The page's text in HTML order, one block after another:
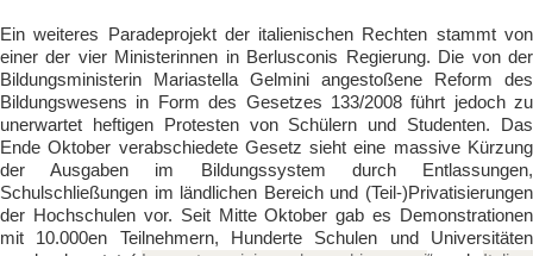
Ein weiteres Paradeprojekt der italienischen Rechten stammt von
einer der vier Ministerinnen in Berlusconis Regierung. Die von der
Bildungsministerin Mariastella Gelmini angestoßene Reform des
Bildungswesens in Form des Gesetzes 133/2008 führt jedoch zu
unerwartet heftigen Protesten von Schülern und Studenten. Das
Ende Oktober verabschiedete Gesetz sieht eine massive Kürzung
der Ausgaben im Bildungssystem durch Entlassungen,
Schulschließungen im ländlichen Bereich und (Teil-)Privatisierungen
der Hochschulen vor. Seit Mitte Oktober gab es Demonstrationen
mit 10.000en Teilnehmern, Hunderte Schulen und Universitäten